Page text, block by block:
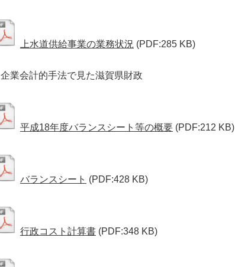
上水道供給事業の業務状況 (PDF:285 KB)
企業会計的手法で見た滋賀県財政
平成18年度バランスシート等の概要 (PDF:212 KB)
バランスシート (PDF:428 KB)
行政コスト計算書 (PDF:348 KB)